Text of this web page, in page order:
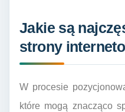
Jakie są
strony
W procesie
które mogą znacząco